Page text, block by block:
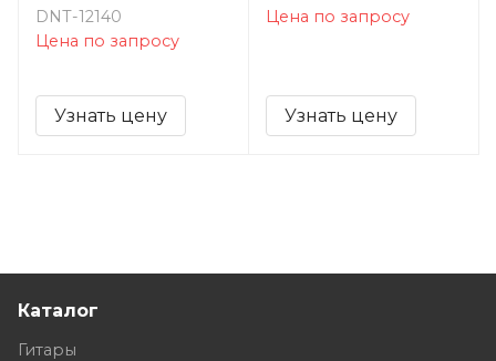
DNT-12140
Цена по запросу
Узнать цену
Цена по запросу
Узнать цену
Каталог
Гитары